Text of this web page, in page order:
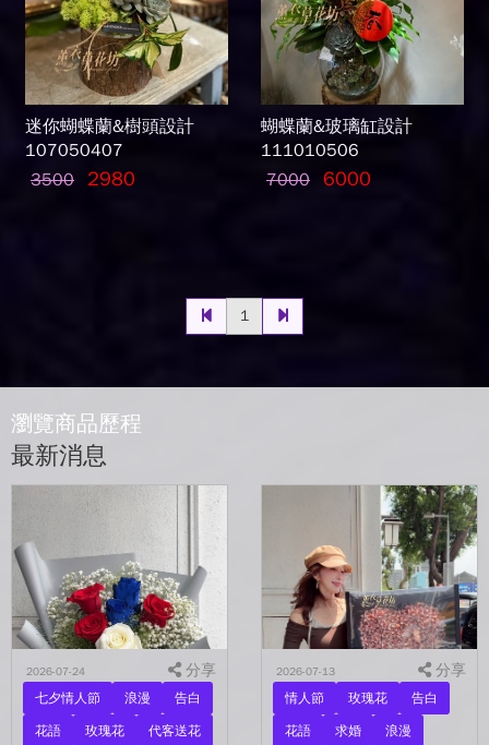
迷你蝴蝶蘭&樹頭設計
107050407
3500
2980
蝴蝶蘭&玻璃缸設計
111010506
7000 6000
1
瀏覽商品歷程
最新消息
2026-07-24 分享
七夕情人節 浪漫
告白
花語
玫瑰花
代客送花
2026-07-13 分享
情人節 玫瑰花
告白
花語
求婚
浪漫